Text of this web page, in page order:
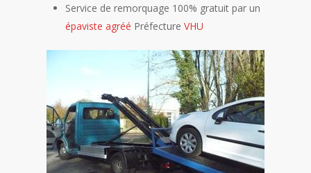
Service de remorquage 100% gratuit par un
épaviste agréé PréfectureVHU